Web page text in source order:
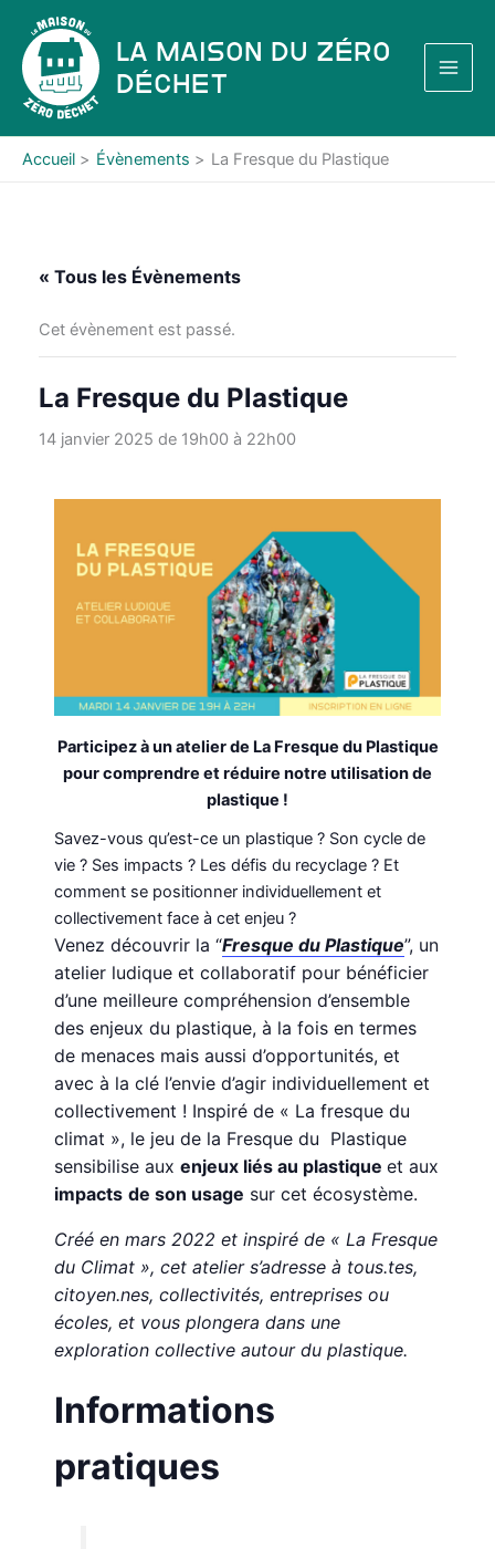
contenu
La Maison du Zéro
Déchet
Accueil Évènements La Fresque du Plastique
« Tous les Évènements
Cet évènement est passé.
La Fresque du Plastique
14 janvier 2025 de 19h00à 22h00
Participez à un atelier de La Fresque du Plastique
pour comprendre et réduire notre utilisation de
plastique !
Savez-vous qu’est-ce un plastique ? Son cycle de
vie ? Ses impacts ? Les défis du recyclage ? Et
comment se positionner individuellement et
collectivement face à cet enjeu ?
Venez découvrir la “Fresque du Plastique”, un
atelier ludique et collaboratif pour bénéficier
d’une meilleure compréhension d’ensemble
des enjeux du plastique, à la fois en termes
de menaces mais aussi d’opportunités, et
avec à la clé l’envie d’agir individuellement et
collectivement ! Inspiré de « La fresque du
climat », le jeu de la Fresque du Plastique
sensibilise auxenjeux liés au plastiqueet aux
impacts de son usage sur cet écosystème.
Créé en mars 2022 et inspiré de « La Fresque
du Climat », cet atelier s’adresse à tous.tes,
citoyen.nes, collectivités, entreprises ou
écoles, et vous plongera dans une
exploration collective autour du plastique.
Informations
pratiques